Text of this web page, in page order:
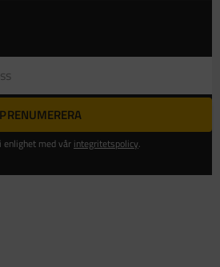
PRENUMERERA
enlighet med vår integritetspolicy.